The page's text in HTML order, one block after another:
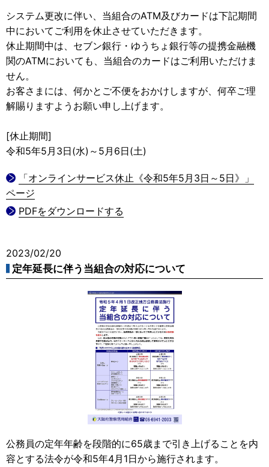
システム更改に伴い、当組合のATM及びカードは下記期間
中においてご利用を休止させていただきます。
休止期間中は、セブン銀行・ゆうちょ銀行等の提携金融機
関のATMにおいても、当組合のカードはご利用いただけま
せん。
お客さまには、何かとご不便をおかけしますが、何卒ご理
解賜りますようお願い申し上げます。
[休止期間]
令和5年5月3日(水)～5月6日(土)
「オンラインサービス休止《令和5年5月3日～5日》」
ページ
PDFをダウンロードする
2023/02/20
定年延長に伴う当組合の対応について
公務員の定年年齢を段階的に65歳まで引き上げることを内
容とする法令が令和5年4月1日から施行されます。